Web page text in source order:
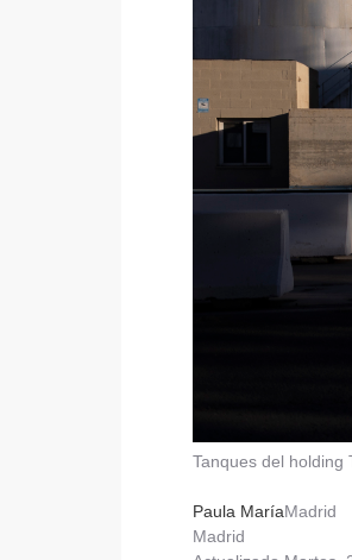
Tanques del holding
Paula MaríaMadrid
Madrid